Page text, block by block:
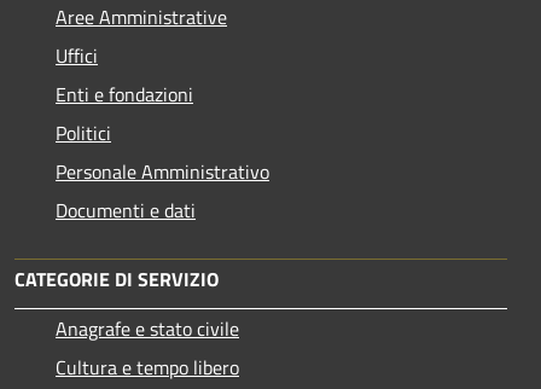
Aree Amministrative
Uffici
Enti e fondazioni
Politici
Personale Amministrativo
Documenti e dati
CATEGORIE DI SERVIZIO
Anagrafe e stato civile
Cultura e tempo libero